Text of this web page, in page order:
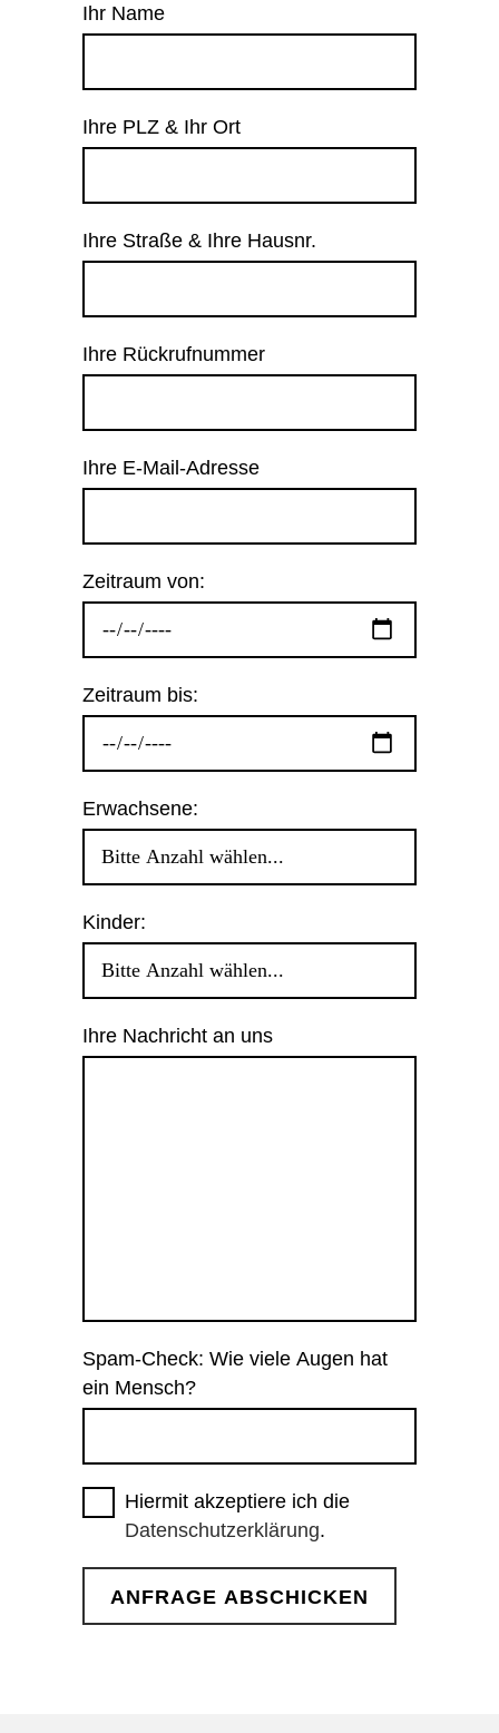
Ihr Name
Ihre PLZ & Ihr Ort
Ihre Straße & Ihre Hausnr.
Ihre Rückrufnummer
Ihre E-Mail-Adresse
Zeitraum von:
Zeitraum bis:
Erwachsene:
Kinder:
Ihre Nachricht an uns
Spam-Check: Wie viele Augen hat
ein Mensch?
Hiermit akzeptiere ich die
Datenschutzerklärung.